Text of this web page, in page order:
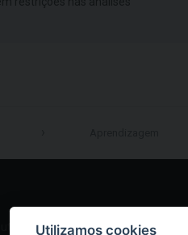
Facebook
Utilizamos cookies